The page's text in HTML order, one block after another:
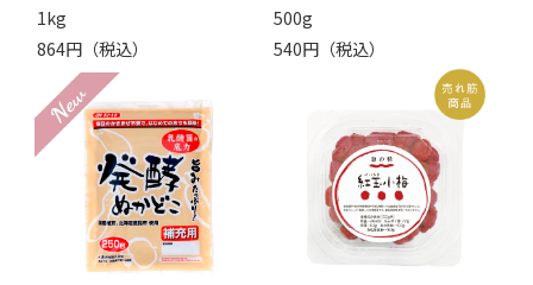
1kg
864円（税込）
500g
540円（税込）